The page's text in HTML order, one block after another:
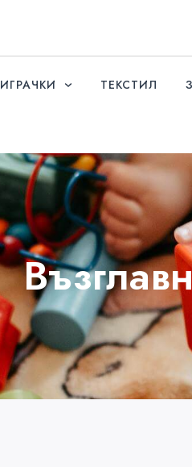
ИГРАЧКИ ТЕКСТИЛ